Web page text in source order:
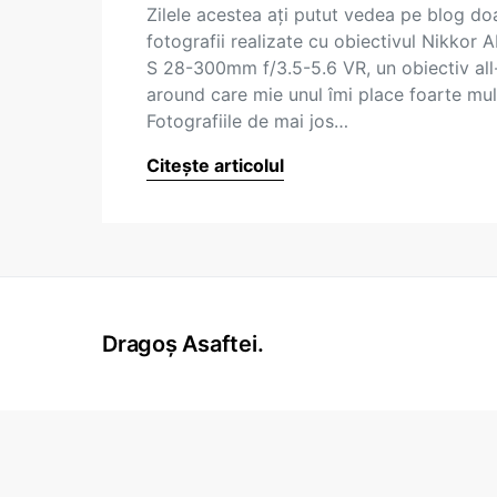
Zilele acestea ați putut vedea pe blog
fotografii realizate cu obiectivul Nikkor
S 28-300mm f/3.5-5.6 VR, un obiectiv
around care mie unul îmi place foarte
Fotografiile de mai jos…
Citește articolul
Dragoș Asaftei.